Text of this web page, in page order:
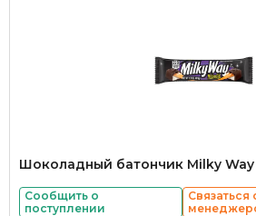
Шоколадный батончик Milky Way
Сообщить о
поступлении
Связаться